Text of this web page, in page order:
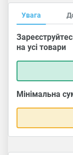
Увага
на усі товари
Мінімальна